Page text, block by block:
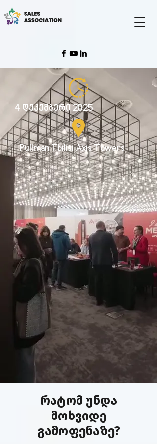
4 დეკემბერი 2025
Pullman Tbilisi Axis Towers
რატომ უნდა
მოხვიდე
გამოფენაზე?